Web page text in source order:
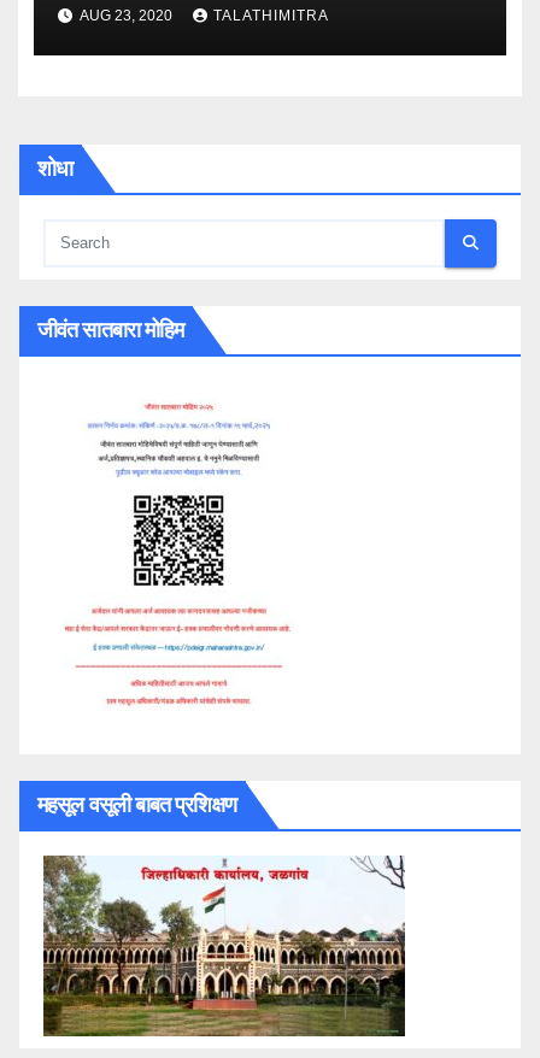
AUG 23, 2020 TALATHIMITRA
शोधा
जीवंत सातबारा मोहिम
महसूल वसूली बाबत प्रशिक्षण